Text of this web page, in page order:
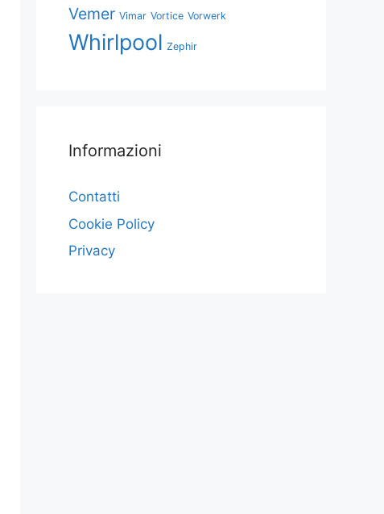
Vemer Vimar Vortice Vorwerk
Whirlpool Zephir
Informazioni
Contatti
Cookie Policy
Privacy